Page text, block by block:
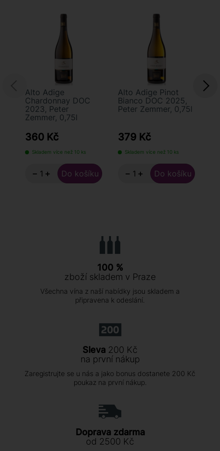
Alto Adige
Chardonnay DOC
2023, Peter
Zemmer, 0,75l
360 Kč
Skladem více než 10 ks
− +
Alto Adige Pinot
Bianco DOC 2025,
Peter Zemmer, 0,75l
379 Kč
Skladem více než 10 ks
− +
100 %
zboží skladem v Praze
Všechna vína z naší nabídky jsou skladem a
připravena k odeslání.
Sleva 200 Kč
na první nákup
Zaregistrujte se u nás a jako bonus dostanete 200 Kč
poukaz na první nákup.
Doprava zdarma
od 2500 Kč